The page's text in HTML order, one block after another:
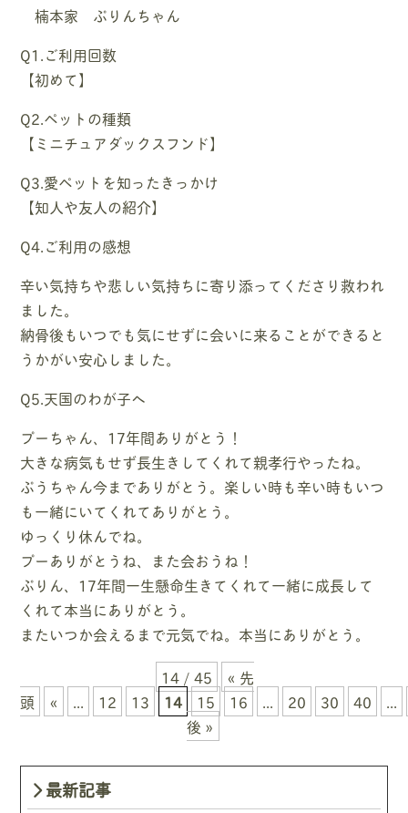
楠本家 ぷりんちゃん
Q1.ご利用回数
【初めて】
Q2.ペットの種類
【ミニチュアダックスフンド】
Q3.愛ペットを知ったきっかけ
【知人や友人の紹介】
Q4.ご利用の感想
辛い気持ちや悲しい気持ちに寄り添ってくださり救われ
ました。
納骨後もいつでも気にせずに会いに来ることができると
うかがい安心しました。
Q5.天国のわが子へ
プーちゃん、17年間ありがとう！
大きな病気もせず長生きしてくれて親孝行やったね。
ぷうちゃん今までありがとう。楽しい時も辛い時もいつ
も一緒にいてくれてありがとう。
ゆっくり休んでね。
プーありがとうね、また会おうね！
ぷりん、17年間一生懸命生きてくれて一緒に成長して
くれて本当にありがとう。
またいつか会えるまで元気でね。本当にありがとう。
14 / 45
« 先
頭
« ... 12 13 14 15 16 ... 20 30 40
...
後 »
最新記事